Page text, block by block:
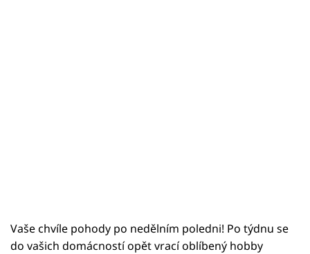
Vaše chvíle pohody po nedělním poledni! Po týdnu se
do vašich domácností opět vrací oblíbený hobby